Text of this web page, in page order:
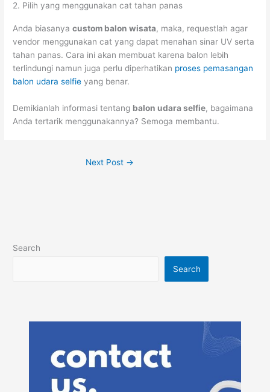
2. Pilih yang menggunakan cat tahan panas
Anda biasanyacustom balon wisata, maka, requestlah agar
vendor menggunakan cat yang dapat menahan sinar UV serta
tahan panas. Cara ini akan membuat karena balon lebih
terlindungi namun juga perlu diperhatikan proses pemasangan
balon udara selfie yang benar.
Demikianlah informasi tentang balon udara selfie, bagaimana
Anda tertarik menggunakannya? Semoga membantu.
Next Post →
Search
Search